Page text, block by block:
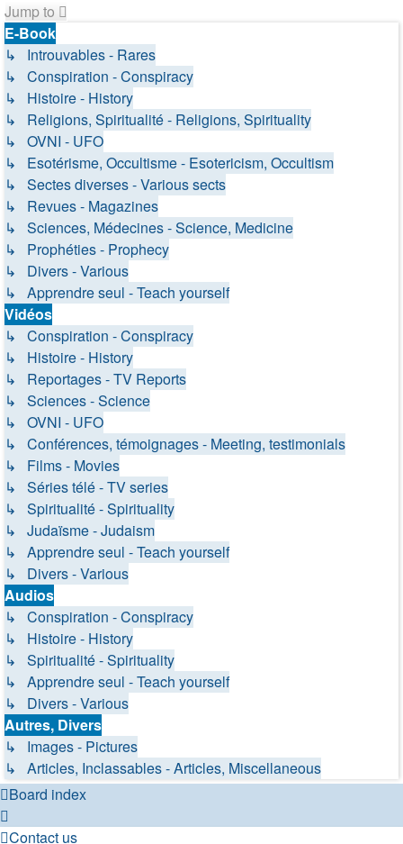
Jump to
E-Book
↳ Introuvables - Rares
↳ Conspiration - Conspiracy
↳ Histoire - History
↳ Religions, Spiritualité - Religions, Spirituality
↳ OVNI - UFO
↳ Esotérisme, Occultisme - Esotericism, Occultism
↳ Sectes diverses - Various sects
↳ Revues - Magazines
↳ Sciences, Médecines - Science, Medicine
↳ Prophéties - Prophecy
↳ Divers - Various
↳ Apprendre seul - Teach yourself
Vidéos
↳ Conspiration - Conspiracy
↳ Histoire - History
↳ Reportages - TV Reports
↳ Sciences - Science
↳ OVNI - UFO
↳ Conférences, témoignages - Meeting, testimonials
↳ Films - Movies
↳ Séries télé - TV series
↳ Spiritualité - Spirituality
↳ Judaïsme - Judaism
↳ Apprendre seul - Teach yourself
↳ Divers - Various
Audios
↳ Conspiration - Conspiracy
↳ Histoire - History
↳ Spiritualité - Spirituality
↳ Apprendre seul - Teach yourself
↳ Divers - Various
Autres, Divers
↳ Images - Pictures
↳ Articles, Inclassables - Articles, Miscellaneous
Board index
Contact us